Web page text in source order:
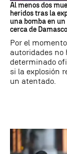
Al menos dos
heridos tras la
una bomba en
cerca de Damasco
Por el
autoridades no
determinado
si la explosión
un atentado.